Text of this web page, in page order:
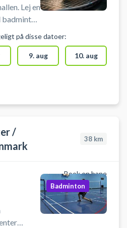
Lej en
bolde.
ribe
på disse datoer:
9. aug 10. aug
/
38 km
Book en bane
Badminton